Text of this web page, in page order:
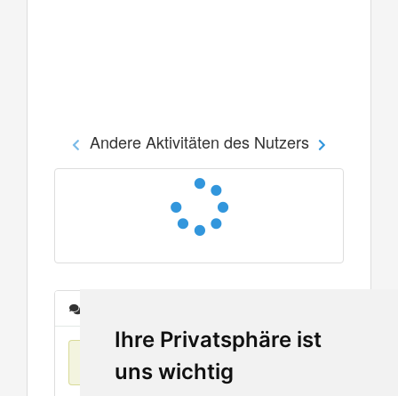
Ihre Privatsphäre ist
uns wichtig
Andere Aktivitäten des Nutzers
Keine Einträge